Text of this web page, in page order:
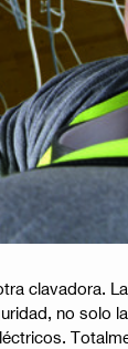
clavadora.
no solo